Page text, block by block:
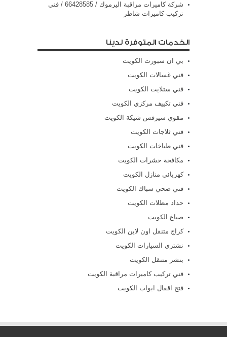
شركة كاميرات مراقبة اليرموك / 66428585 / فني
تركيب كاميرات شاطر
الخدمات المتوفرة لدينا
بي ان سبورت الكويت
فني غسالات الكويت
فني ستلايت الكويت
فني تكييف مركزي الكويت
مقوي سيرفس شيكة الكويت
فني ثلاجات الكويت
فني طباخات الكويت
مكافحة حشرات الكويت
كهربائي منازل الكويت
فني صحي سباك الكويت
حداد مظلات الكويت
صباغ الكويت
كراج متنقل اون لاين الكويت
نشتري السيارات الكويت
بنشر متنقل الكويت
فني تركيب كاميرات مراقبة الكويت
فتح اقفال ابواب الكويت